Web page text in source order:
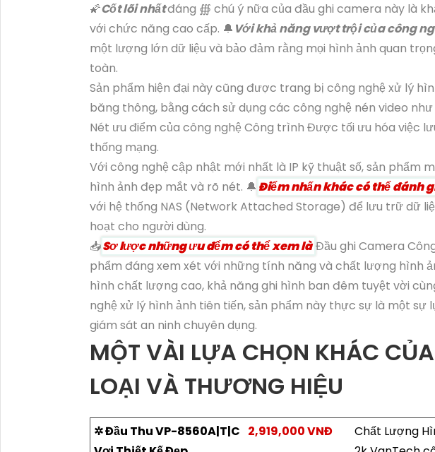
🌠Cốt lõi nhấtđáng ∰ chú ý nữa của đầu ghi camera này là
với chức năng cao cấp. 🔔 Với khả năng vượt trội của công
một lượng lớn dữ liệu và bảo đảm rằng mọi hình ảnh quan
toàn.
Sản phẩm hiện đại này cũng được trang bị công nghệ xử lý
băng thông, bằng cách sử dụng các công nghệ nén video như
Nét ưu điểm của công nghệ Công trình Được tối ưu hóa việc
thống mạng.
Với công nghệ cập nhật mới nhất là IP kỹ thuật số, sản phẩm
hình ảnh đẹp mắt và rõ nét. 🔔 Điểm nhấn khác có thể đánh
với hệ thống NAS (Network Attached Storage) để lưu trữ dữ
hoạt cho người dùng.
📥Sơ lược những ưu đểm có thể xem làĐầu ghi Camera
phẩm đáng xem xét với những tính năng và chất lượng hình
hình chất lượng cao, khả năng ghi hình ban đêm tuyệt vời
nghệ xử lý hình ảnh tiên tiến, sản phẩm này thực sự là một
giám sát an ninh chuyên dụng.
MỘT VÀI LỰA CHỌN KHÁC
LOẠI VÀ THƯƠNG HIỆU
✲ Đầu Thu VP-8560A|T|C 2,919,000 VNĐ
Chất Lượng